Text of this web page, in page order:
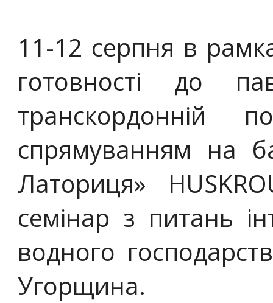
11-12 серпня в
готовності до
транскордонній
спрямуванням на
Латориця»
семінар з питань
водного
Угорщина.